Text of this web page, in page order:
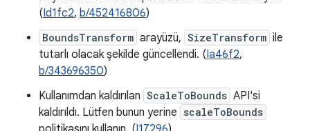
(Id1fc2, b/452416806)
BoundsTransform arayüzü, SizeTransform ile
tutarlı olacak şekilde güncellendi. (Ia46f2,
b/343696350)
Kullanımdan kaldırılan ScaleToBounds API'si
kaldırıldı. Lütfen bunun yerine scaleToBounds